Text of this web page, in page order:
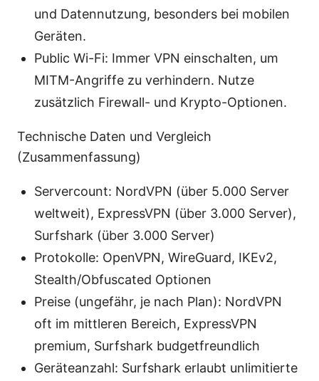
und Datennutzung, besonders bei mobilen
Geräten.
Public Wi-Fi: Immer VPN einschalten, um
MITM-Angriffe zu verhindern. Nutze
zusätzlich Firewall- und Krypto-Optionen.
Technische Daten und Vergleich
(Zusammenfassung)
Servercount: NordVPN (über 5.000 Server
weltweit), ExpressVPN (über 3.000 Server),
Surfshark (über 3.000 Server)
Protokolle: OpenVPN, WireGuard, IKEv2,
Stealth/Obfuscated Optionen
Preise (ungefähr, je nach Plan): NordVPN
oft im mittleren Bereich, ExpressVPN
premium, Surfshark budgetfreundlich
Geräteanzahl: Surfshark erlaubt unlimitierte